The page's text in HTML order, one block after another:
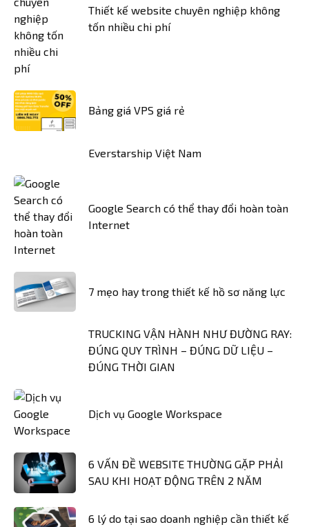
Thiết kế website chuyên nghiệp không
tốn nhiều chi phí
Bảng giá VPS giá rẻ
Everstarship Việt Nam
Google Search có thể thay đổi hoàn toàn
Internet
7 mẹo hay trong thiết kế hồ sơ năng lực
TRUCKING VẬN HÀNH NHƯ ĐƯỜNG RAY:
ĐÚNG QUY TRÌNH – ĐÚNG DỮ LIỆU –
ĐÚNG THỜI GIAN
Dịch vụ Google Workspace
6 VẤN ĐỀ WEBSITE THƯỜNG GẶP PHẢI
SAU KHI HOẠT ĐỘNG TRÊN 2 NĂM
6 lý do tại sao doanh nghiệp cần thiết kế